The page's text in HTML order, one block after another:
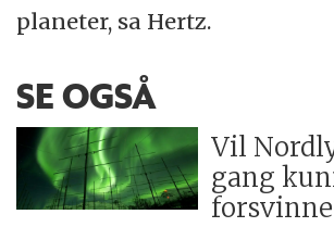
planeter, sa Hertz.
SE OGSÅ
Vil
gang